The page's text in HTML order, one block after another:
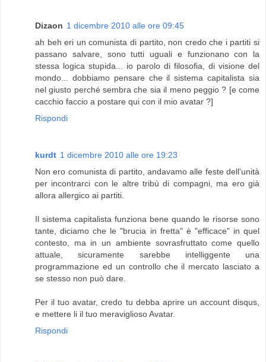
Dizaon 1 dicembre 2010 alle ore 09:45
ah beh eri un comunista di partito, non credo che i partiti si
passano salvare, sono tutti uguali e funzionano con la
stessa logica stupida... io parolo di filosofia, di visione del
mondo... dobbiamo pensare che il sistema capitalista sia
nel giusto perché sembra che sia il meno peggio ? [e come
cacchio faccio a postare qui con il mio avatar ?]
Rispondi
kurdt 1 dicembre 2010 alle ore 19:23
Non ero comunista di partito, andavamo alle feste dell'unità
per incontrarci con le altre tribù di compagni, ma ero già
allora allergico ai partiti.
Il sistema capitalista funziona bene quando le risorse sono
tante, diciamo che le "brucia in fretta" è "efficace" in quel
contesto, ma in un ambiente sovrasfruttato come quello
attuale, sicuramente sarebbe intelliggente una
programmazione ed un controllo che il mercato lasciato a
se stesso non può dare.
Per il tuo avatar, credo tu debba aprire un account disqus,
e mettere li il tuo meraviglioso Avatar.
Rispondi